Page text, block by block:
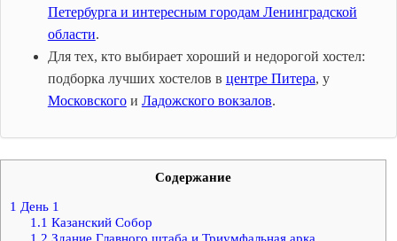
Петербурга и интересным городам Ленинградской
области.
Для тех, кто выбирает хороший и недорогой хостел:
подборка лучших хостелов в центре Питера, у
Московскогои Ладожского вокзалов.
Содержание
1 День 1
1.1 Казанский Собор
1.2 Здание Главного штаба и Триумфальная арка